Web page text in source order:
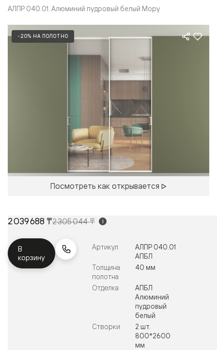
АЛПР 040.01. Алюминий пудровый белый Мору
-20% НА ПОЛОТНО
Посмотреть как открывается
2 039 688 ₸2 305 044 ₸ i
В
корзину
Артикул
АЛПР 040.01
АПБЛ
Толщина
полотна
40 мм
Отделка
АПБЛ
Алюминий
пудровый
белый
Створки
2 шт.
800*2600
мм